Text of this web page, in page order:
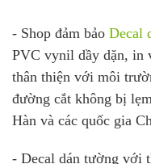
- Shop đảm bảo Decal
PVC vynil dầy dặn, in
thân thiện với môi
đường cắt không bị
Hàn và các quốc gia
- Decal dán tường với